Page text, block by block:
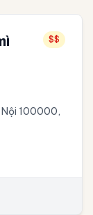
$$
Nội 100000,